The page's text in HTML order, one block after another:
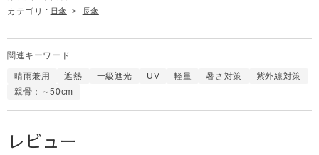
カテゴリ : 日傘 > 長傘
関連キーワード
晴雨兼用 遮熱 一級遮光 UV 軽量 暑さ対策
紫外線対策
親骨：～50cm
レビュー